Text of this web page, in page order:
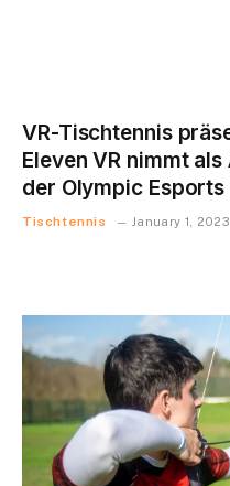
VR-Tischtennis
Eleven VR nimmt
der Olympic
Tischtennis January 1, 2023